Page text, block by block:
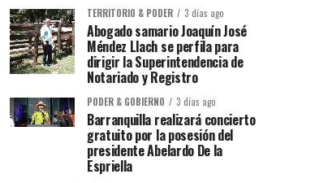
TERRITORIO & PODER 3 días ago
Abogado samario Joaquín José
Méndez Llach se perfila para
dirigir la Superintendencia de
Notariado y Registro
PODER & GOBIERNO 3 días ago
Barranquilla realizará concierto
gratuito por la posesión del
presidente Abelardo De la
Espriella